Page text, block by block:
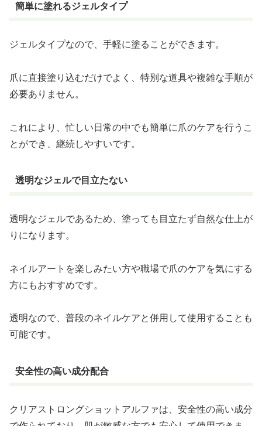
簡単に塗れるジェルタイプ
ジェルタイプなので、手軽に塗ることができます。
爪に直接塗り込むだけでよく、特別な道具や複雑な手順が
必要ありません。
これにより、忙しい日常の中でも簡単に爪のケアを行うこ
とができ、継続しやすいです。
透明なジェルで目立たない
透明なジェルであるため、塗っても目立たず自然な仕上が
りになります。
ネイルアートを楽しみたい方や職場で爪のケアを気にする
方にもおすすめです。
透明なので、普段のネイルケアと併用して使用することも
可能です。
安全性の高い成分配合
クリアストロングショットアルファは、安全性の高い成分